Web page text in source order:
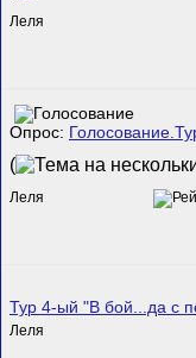
Леля
Опрос:
(
Леля
Тур 4-ый "В бой...да с
Леля